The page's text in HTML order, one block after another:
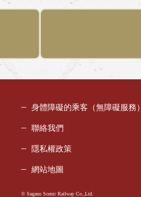
身體障礙的乘客（無障礙服務）
聯絡我們
隱私權政策
網站地圖
© Sagano Scenic Railway Co.,Ltd.